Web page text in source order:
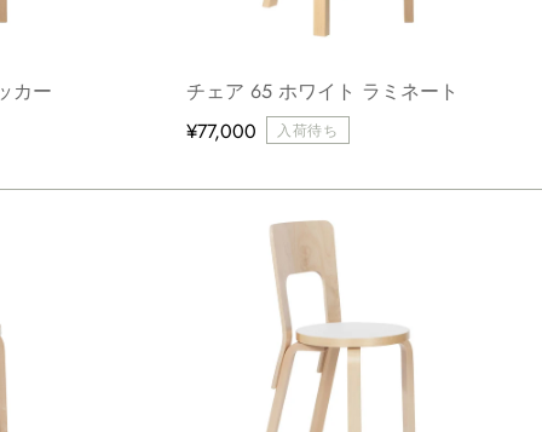
カー
チェア 65 ホワイト ラミネート
¥77,000
入荷待ち